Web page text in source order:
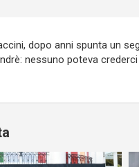
dopo anni spunta un
nessuno poteva crederci